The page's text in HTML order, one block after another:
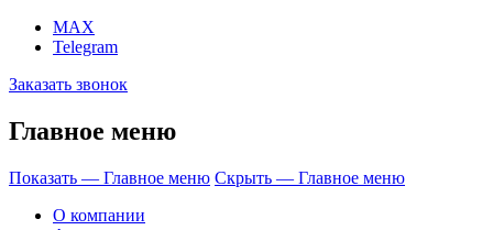
MAX
Telegram
Заказать звонок
Главное меню
Показать — Главное меню Скрыть — Главное меню
О компании